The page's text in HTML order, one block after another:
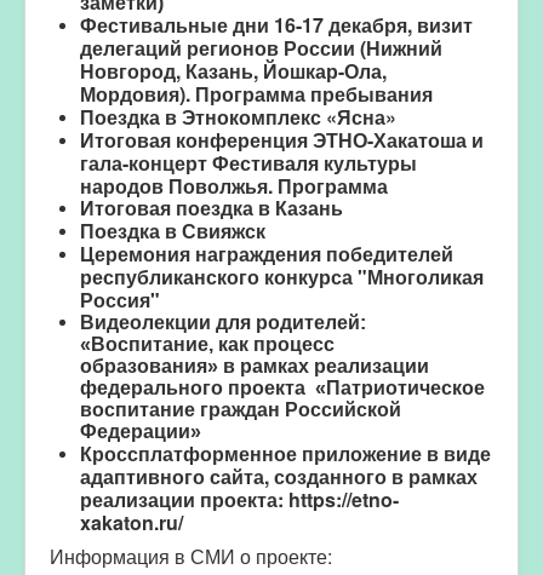
Фестивальные дни 16-17 декабря, визит
делегаций регионов России (Нижний
Новгород, Казань, Йошкар-Ола,
Мордовия). Программа пребывания
Поездка в Этнокомплекс «Ясна»
Итоговая конференция ЭТНО-Хакатоша и
гала-концерт Фестиваля культуры
народов Поволжья. Программа
Итоговая поездка в Казань
Поездка в Свияжск
Церемония награждения победителей
республиканского конкурса "Многоликая
Россия"
Видеолекции для родителей:
«Воспитание, как процесс
образования» в рамках реализации
федерального проекта «Патриотическое
воспитание граждан Российской
Федерации»
Кроссплатформенное приложение в виде
адаптивного сайта, созданного в рамках
реализации проекта: https://etno-
xakaton.ru/
Информация в СМИ о проекте: